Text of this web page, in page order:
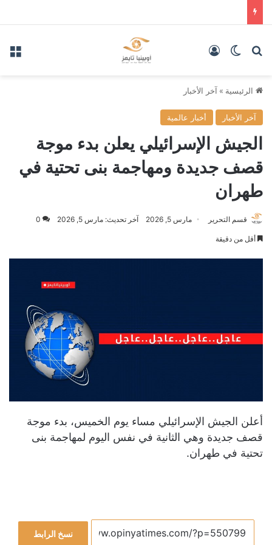
بحث عنالوضع المظلم
الرئيسية » آخر الأخبار
آخر الأخبار أخبار عالمية
الجيش الإسرائيلي يعلن بدء موجة
قصف جديدة ومهاجمة بنى تحتية في
طهران
قسم التحرير مارس 5, 2026 آخر تحديث: مارس 5, 2026 0
أقل من دقيقة
أعلن الجيش الإسرائيلي مساء يوم الخميس، بدء موجة
قصف جديدة وهي الثانية في نفس اليوم لمهاجمة بنى
تحتية في طهران.
نسخ الرابط